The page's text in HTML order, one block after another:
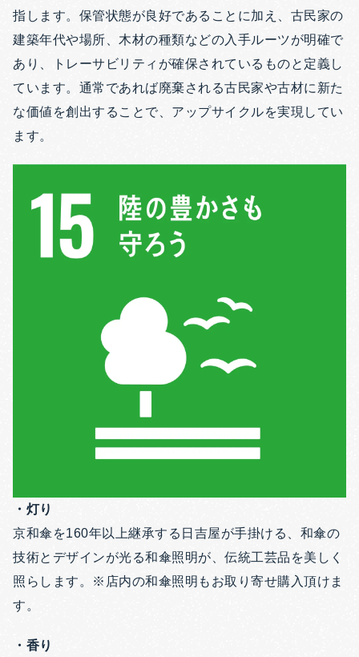
指します。保管状態が良好であることに加え、古民家の
建築年代や場所、木材の種類などの入手ルーツが明確で
あり、トレーサビリティが確保されているものと定義し
ています。通常であれば廃棄される古民家や古材に新た
な価値を創出することで、アップサイクルを実現してい
ます。
・灯り
京和傘を160年以上継承する日吉屋が手掛ける、和傘の
技術とデザインが光る和傘照明が、伝統工芸品を美しく
照らします。※店内の和傘照明もお取り寄せ購入頂けま
す。
・香り